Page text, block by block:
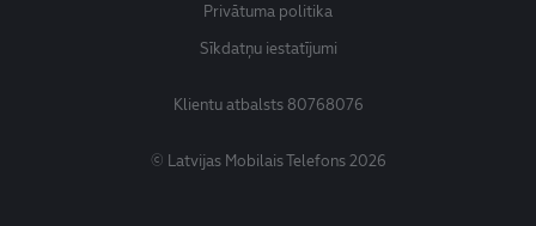
Privātuma politika
Sīkdatņu iestatījumi
Klientu atbalsts80768076
© Latvijas Mobilais Telefons 2026